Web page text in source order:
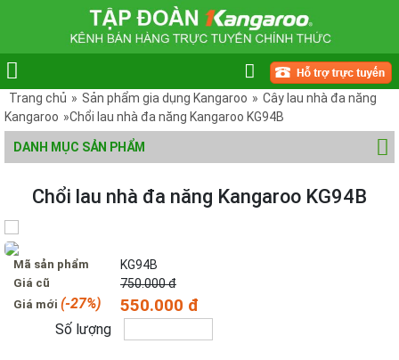
Trang chủ » Sản phẩm gia dụng Kangaroo » Cây lau nhà đa năng
Kangaroo »Chổi lau nhà đa năng Kangaroo KG94B
DANH MỤC SẢN PHẨM
Chổi lau nhà đa năng Kangaroo KG94B
Mã sản phẩm KG94B
Giá cũ 750.000 đ
Giá mới (-27%) 550.000 đ
Số lượng